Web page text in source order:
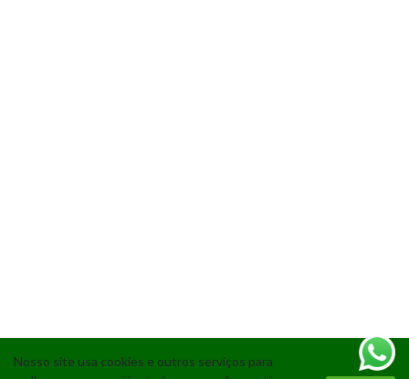
Nosso site usa cookies e outros serviços para